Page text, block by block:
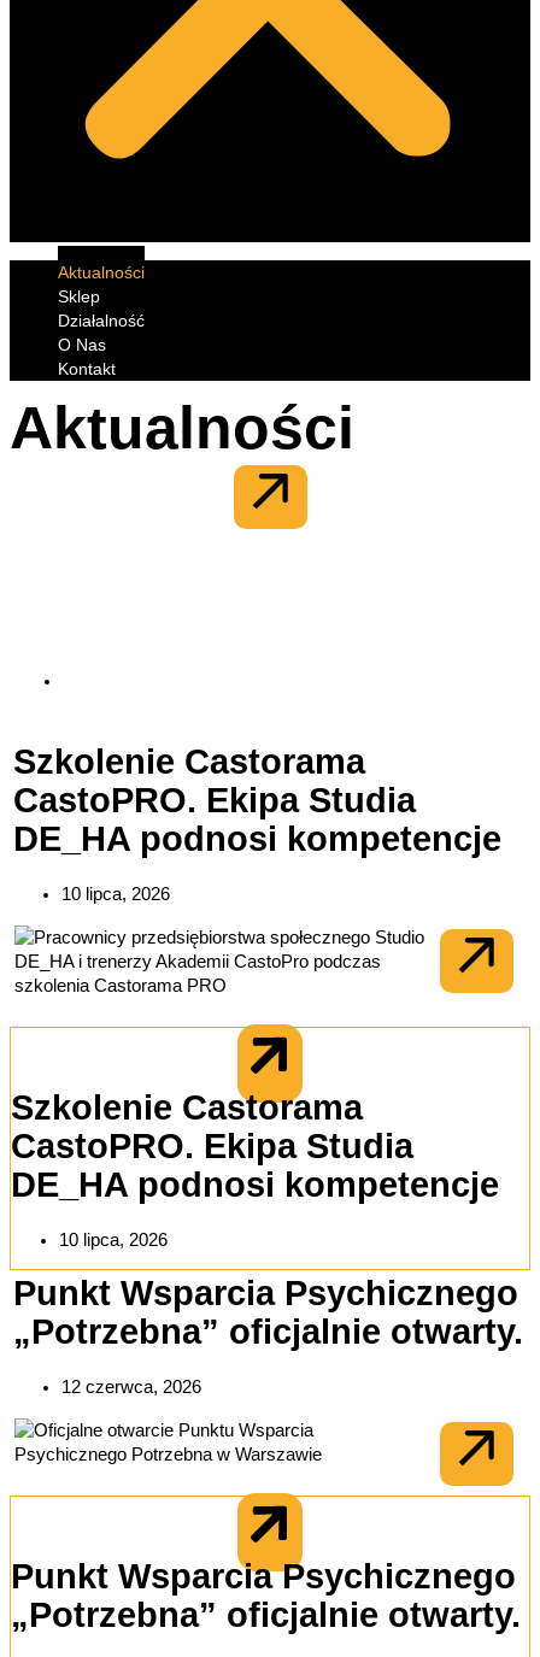
Aktualności
Sklep
Działalność
O Nas
Kontakt
Aktualności
Szkolenie Castorama
CastoPRO. Ekipa Studia
DE_HA podnosi kompetencje
10 lipca, 2026
Szkolenie Castorama
CastoPRO. Ekipa Studia
DE_HA podnosi kompetencje
10 lipca, 2026
Punkt Wsparcia Psychicznego
„Potrzebna” oficjalnie otwarty.
12 czerwca, 2026
Punkt Wsparcia Psychicznego
„Potrzebna” oficjalnie otwarty.